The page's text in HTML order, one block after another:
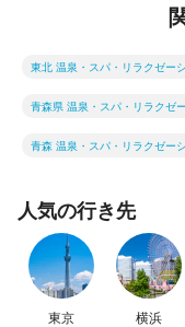
東北 温泉・スパ・リラクゼー
青森県 温泉・スパ・リラクゼ
青森 温泉・スパ・リラクゼー
人気の行き先
東京 横浜